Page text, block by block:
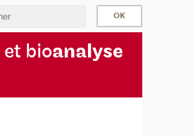
et bioanalyse